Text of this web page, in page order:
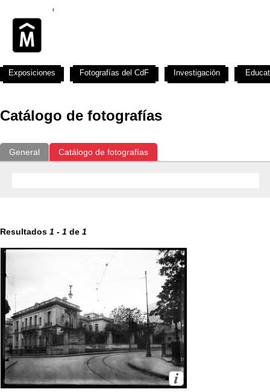
Catálogo de fotografías
General Catálogo de fotografías
Resultados 1 - 1 de 1
Exposiciones Fotografías del CdF Investigación